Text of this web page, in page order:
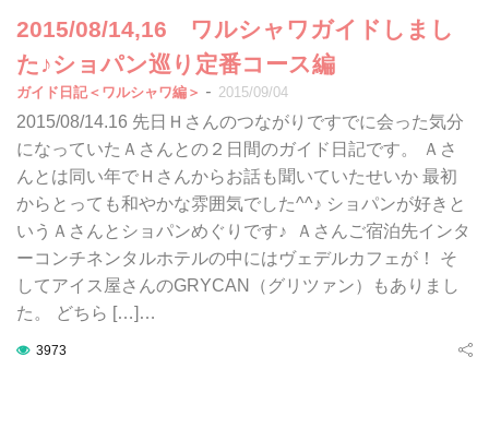
2015/08/14,16 ワルシャワガイドしまし
た♪ショパン巡り定番コース編
ガイド日記＜ワルシャワ編＞ - 2015/09/04
2015/08/14.16 先日Ｈさんのつながりですでに会った気分
になっていたＡさんとの２日間のガイド日記です。 Ａさ
んとは同い年でＨさんからお話も聞いていたせいか 最初
からとっても和やかな雰囲気でした^^♪ ショパンが好きと
いうＡさんとショパンめぐりです♪ Ａさんご宿泊先インタ
ーコンチネンタルホテルの中にはヴェデルカフェが！ そ
してアイス屋さんのGRYCAN（グリツァン）もありまし
た。 どちら […]…
3973